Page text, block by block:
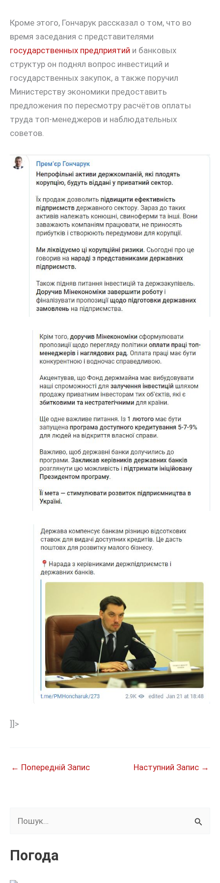
Кроме этого, Гончарук рассказал о том, что во
время заседания с представителями
государственных предприятий и банковых
структур он поднял вопрос инвестиций и
государственных закупок, а также поручил
Министерству экономики предоставить
предложения по пересмотру расчётов оплаты
труда топ-менеджеров и наблюдательных
советов.
]]>
← Попередній Запис Наступний Запис →
к
Погода